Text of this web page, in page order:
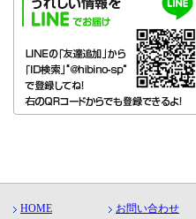
HOME お問い合わせ